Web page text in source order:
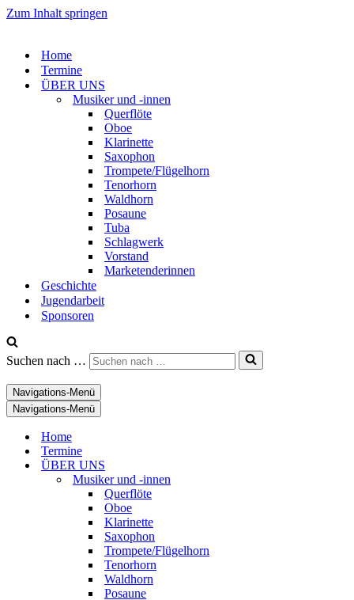
Zum Inhalt springen
Home
Termine
ÜBER UNS
Musiker und -innen
Querflöte
Oboe
Klarinette
Saxophon
Trompete/Flügelhorn
Tenorhorn
Waldhorn
Posaune
Tuba
Schlagwerk
Vorstand
Marketenderinnen
Geschichte
Jugendarbeit
Sponsoren
Suchen nach …
Navigations-Menü
Navigations-Menü
Home
Termine
ÜBER UNS
Musiker und -innen
Querflöte
Oboe
Klarinette
Saxophon
Trompete/Flügelhorn
Tenorhorn
Waldhorn
Posaune